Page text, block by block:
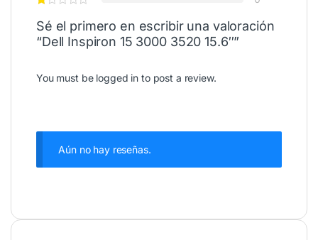
Sé el primero en escribir una valoración
“Dell Inspiron 15 3000 3520 15.6″”
You must be logged in to post a review.
Aún no hay reseñas.